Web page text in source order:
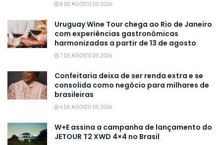
8 DE AGOSTO DE 2026
Uruguay Wine Tour chega ao Rio de Janeiro
com experiências gastronômicas
harmonizadas a partir de 13 de agosto
7 DE AGOSTO DE 2026
Confeitaria deixa de ser renda extra e se
consolida como negócio para milhares de
brasileiras
6 DE AGOSTO DE 2026
W+E assina a campanha de lançamento do
JETOUR T2 XWD 4×4 no Brasil